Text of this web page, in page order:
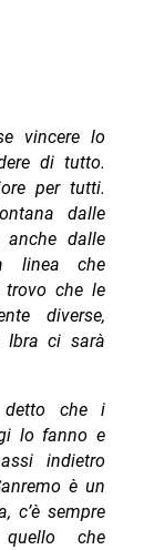
vincere lo
di tutto.
per tutti.
dalle
dalle
linea che
trovo che le
diverse,
Ibra ci sarà
che i
lo fanno e
indietro
è un
c’è sempre
che